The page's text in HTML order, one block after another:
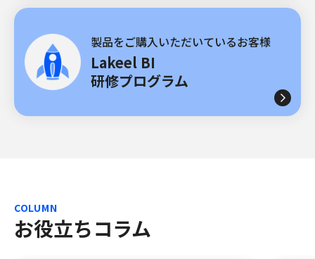
製品をご購入いただいているお客様
Lakeel BI
研修プログラム
COLUMN
お役立ちコラム